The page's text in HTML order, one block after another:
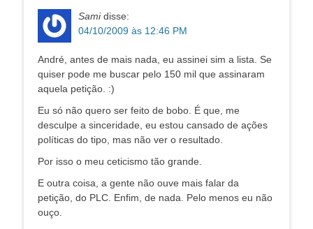
Sami disse:
04/10/2009 às 12:46 PM
André, antes de mais nada, eu assinei sim a lista. Se
quiser pode me buscar pelo 150 mil que assinaram
aquela petição. :)
Eu só não quero ser feito de bobo. É que, me
desculpe a sinceridade, eu estou cansado de ações
políticas do tipo, mas não ver o resultado.
Por isso o meu ceticismo tão grande.
E outra coisa, a gente não ouve mais falar da
petição, do PLC. Enfim, de nada. Pelo menos eu não
ouço.